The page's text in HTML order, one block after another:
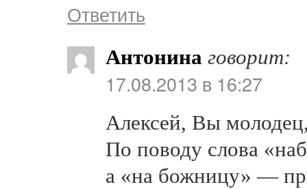
Ответить
Антонина говорит:
17.08.2013 в 16:27
Алексей, Вы
По поводу слова
а «на божницу» —